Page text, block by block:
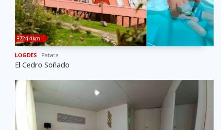
8724,4 km
LOGDES Patate
El Cedro Soñado